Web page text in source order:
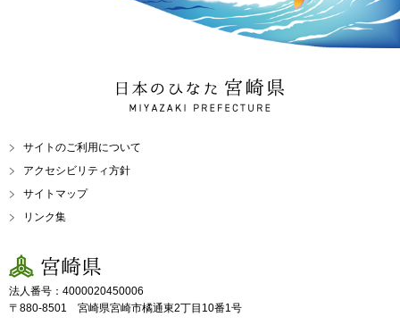
日本のひなた 宮崎県
MIYAZAKI PREFECTURE
サイトのご利用について
アクセシビリティ方針
サイトマップ
リンク集
宮崎県
法人番号：4000020450006
〒880-8501 宮崎県宮崎市橘通東2丁目10番1号